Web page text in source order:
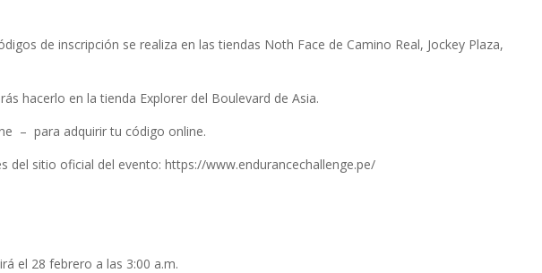
de inscripción se realiza en las tiendas Noth Face de Camino Real, Jockey Plaza,
hacerlo en la tienda Explorer del Boulevard de Asia.
– para adquirir tu código online.
del sitio oficial del evento: https://www.endurancechallenge.pe/
el 28 febrero a las 3:00 a.m.